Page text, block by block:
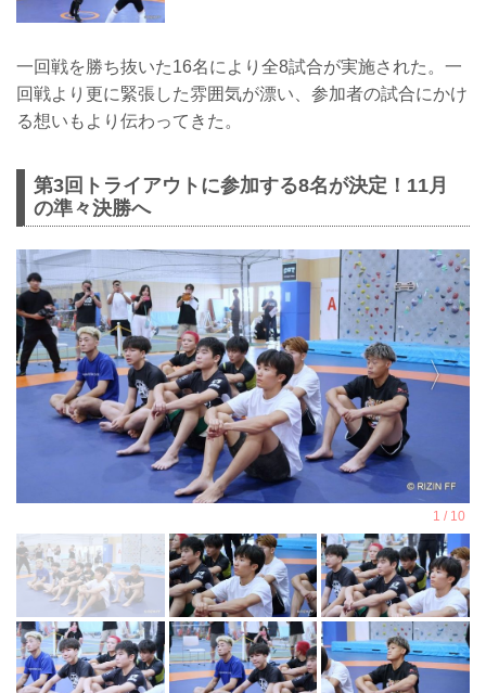
一回戦を勝ち抜いた16名により全8試合が実施された。一
回戦より更に緊張した雰囲気が漂い、参加者の試合にかけ
る想いもより伝わってきた。
第3回トライアウトに参加する8名が決定！11月
の準々決勝へ